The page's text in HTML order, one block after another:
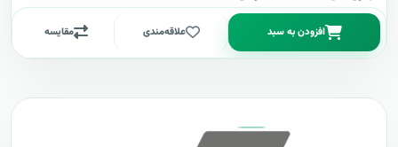
افزودن به سبد علاقه‌مندی مقایسه